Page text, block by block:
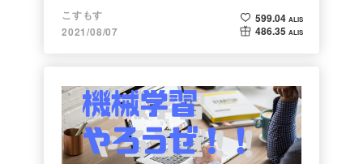
調べた
こすもす
2021/08/07
599.04 ALIS
486.35 ALIS